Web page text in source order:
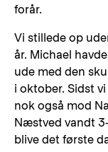
forår.
Vi stillede op
år. Michael
ude med den
i oktober. Sidst
nok også mod
Næstved vandt
blive det første